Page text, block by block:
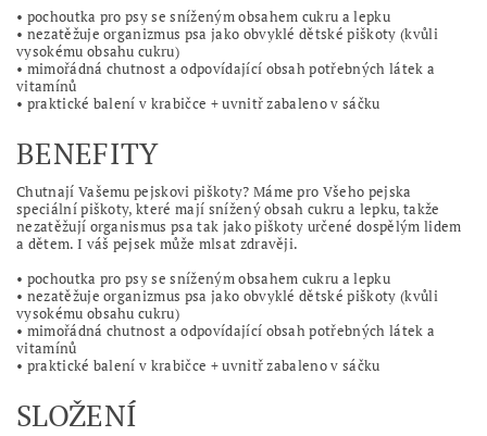
• pochoutka pro psy se sníženým obsahem cukru a lepku
• nezatěžuje organizmus psa jako obvyklé dětské piškoty (kvůli
vysokému obsahu cukru)
• mimořádná chutnost a odpovídající obsah potřebných látek a
vitamínů
• praktické balení v krabičce + uvnitř zabaleno v sáčku
BENEFITY
Chutnají Vašemu pejskovi piškoty? Máme pro Všeho pejska
speciální piškoty, které mají snížený obsah cukru a lepku, takže
nezatěžují organismus psa tak jako piškoty určené dospělým lidem
a dětem. I váš pejsek může mlsat zdravěji.
• pochoutka pro psy se sníženým obsahem cukru a lepku
• nezatěžuje organizmus psa jako obvyklé dětské piškoty (kvůli
vysokému obsahu cukru)
• mimořádná chutnost a odpovídající obsah potřebných látek a
vitamínů
• praktické balení v krabičce + uvnitř zabaleno v sáčku
SLOŽENÍ